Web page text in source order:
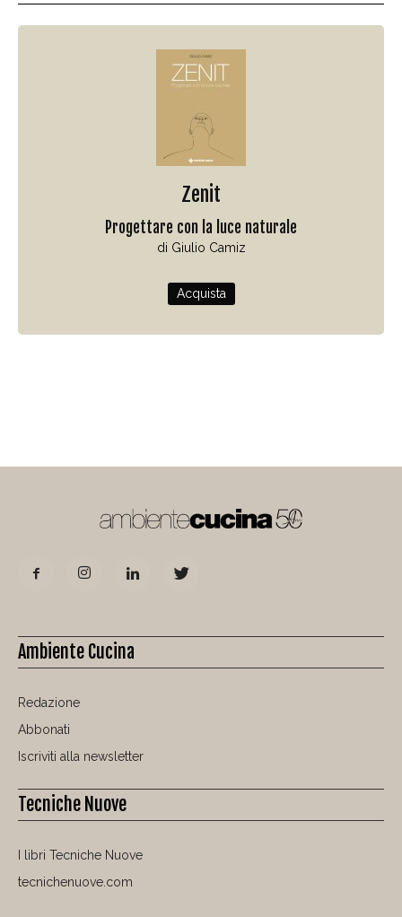
Zenit
Progettare con la luce naturale
di Giulio Camiz
Acquista
Ambiente Cucina
Redazione
Abbonati
Iscriviti alla newsletter
Tecniche Nuove
I libri Tecniche Nuove
tecnichenuove.com